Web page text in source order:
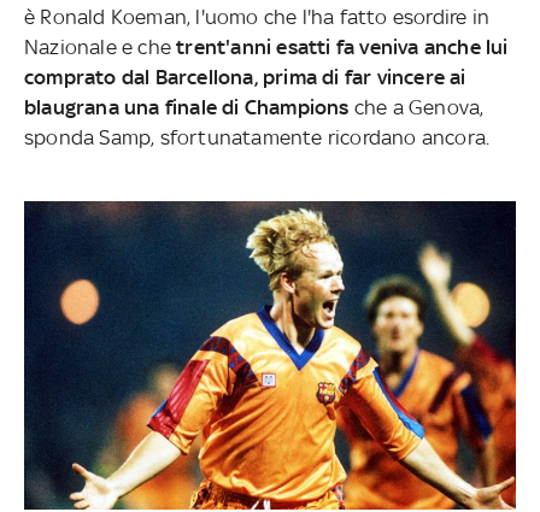
è Ronald Koeman, l'uomo che l'ha fatto esordire in
Nazionale e chetrent'anni esatti fa veniva anche lui
comprato dal Barcellona, prima di far vincere ai
blaugrana una finale di Champions che a Genova,
sponda Samp, sfortunatamente ricordano ancora.